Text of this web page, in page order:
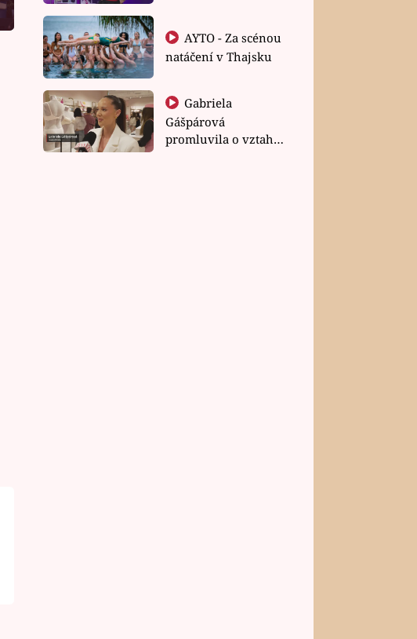
natáčení v Thajsku
Gabriela
Gášpárová
promluvila o vztahu